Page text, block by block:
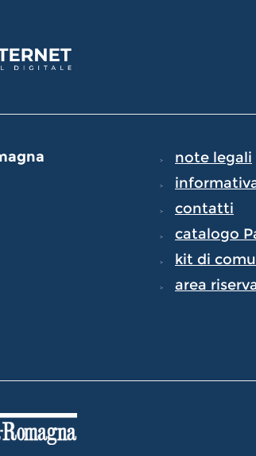
note legali
contatti
catalogo
kit di
area